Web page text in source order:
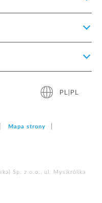
PL|PL
Mapa strony
Sp. z o.o., ul. Mysikrólika